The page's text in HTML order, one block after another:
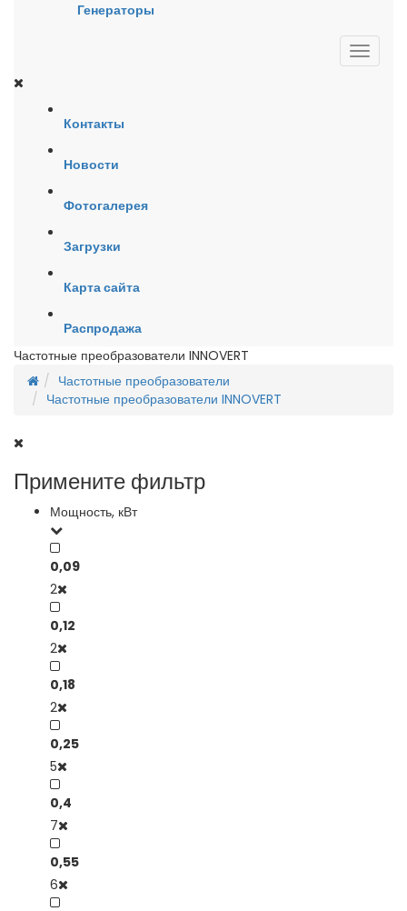
Генераторы
Контакты
Новости
Фотогалерея
Загрузки
Карта сайта
Распродажа
Частотные преобразователи INNOVERT
Частотные преобразователи
Частотные преобразователи INNOVERT
Примените фильтр
Мощность, кВт
0,09
2
0,12
2
0,18
2
0,25
5
0,4
7
0,55
6